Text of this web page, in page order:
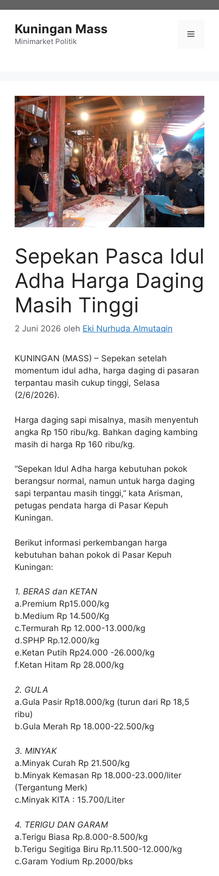
Kuningan Mass
Minimarket Politik
Menu
Sepekan Pasca Idul
Adha Harga Daging
Masih Tinggi
2 Juni 2026 oleh Eki Nurhuda Almutaqin
KUNINGAN (MASS) – Sepekan setelah
momentum idul adha, harga daging di pasaran
terpantau masih cukup tinggi, Selasa
(2/6/2026).
Harga daging sapi misalnya, masih menyentuh
angka Rp 150 ribu/kg. Bahkan daging kambing
masih di harga Rp 160 ribu/kg.
“Sepekan Idul Adha harga kebutuhan pokok
berangsur normal, namun untuk harga daging
sapi terpantau masih tinggi,” kata Arisman,
petugas pendata harga di Pasar Kepuh
Kuningan.
Berikut informasi perkembangan harga
kebutuhan bahan pokok di Pasar Kepuh
Kuningan:
1. BERAS dan KETAN
a.Premium Rp15.000/kg
b.Medium Rp 14.500/Kg
c.Termurah Rp 12.000-13.000/kg
d.SPHP Rp.12.000/kg
e.Ketan Putih Rp24.000 -26.000/kg
f.Ketan Hitam Rp 28.000/kg
2. GULA
a.Gula Pasir Rp18.000/kg (turun dari Rp 18,5
ribu)
b.Gula Merah Rp 18.000-22.500/kg
3. MINYAK
a.Minyak Curah Rp 21.500/kg
b.Minyak Kemasan Rp 18.000-23.000/liter
(Tergantung Merk)
c.Minyak KITA : 15.700/Liter
4. TERIGU DAN GARAM
a.Terigu Biasa Rp.8.000-8.500/kg
b.Terigu Segitiga Biru Rp.11.500-12.000/kg
c.Garam Yodium Rp.2000/bks